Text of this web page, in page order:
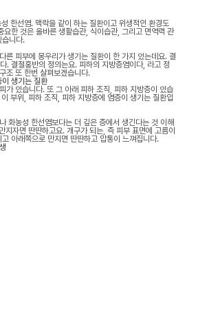
한선염. 맥락을 같이 하는 질환이고 위생적인 환경도
요한 것은 올바른 생활습관, 식이습관, 그리고 면역력 관
습니다.
른 피부에 몽우리가 생기는 질환이 한 가지 있는데요. 결
. 결절홍반의 정의는요. 피하의 지방층염이다, 라고 정
조 또 한번 살펴보겠습니다.
생기는 질환
가 있습니다. 또 그 아래 피하 조직, 피하 지방층이 있습
부위, 피하 조직, 피하 지방층에 염증이 생기는 질환입
화농성 한선염보다는 더 깊은 층에서 생긴다는 것 이해
지자면 딴딴하고요. 개구가 되는, 즉 피부 표면에 고름이
아래쪽으로 만지면 딴딴하고 압통이 느껴집니다.